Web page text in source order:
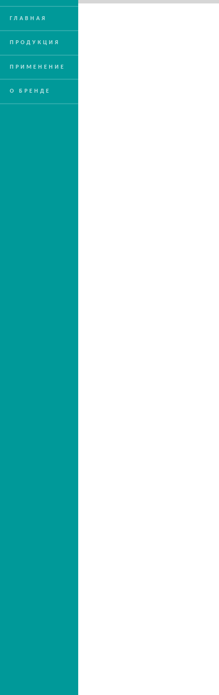
ГЛАВНАЯ
ПРОДУКЦИЯ
ПРИМЕНЕНИЕ
О БРЕНДЕ